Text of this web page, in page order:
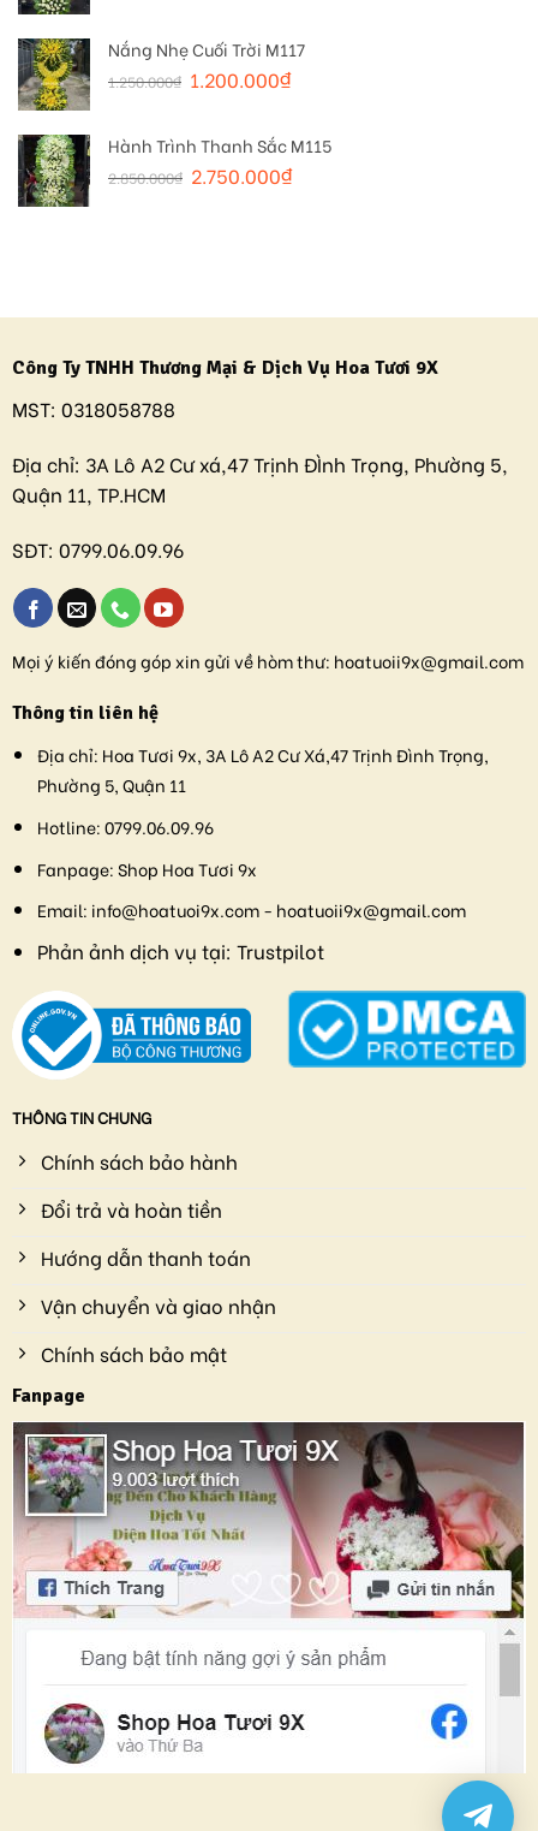
Nắng Nhẹ Cuối Trời M117
1.250.000₫ 1.200.000₫
Hành Trình Thanh Sắc M115
2.850.000₫ 2.750.000₫
Công Ty TNHH Thương Mại & Dịch Vụ Hoa Tươi 9X
MST: 0318058788
Địa chỉ: 3A Lô A2 Cư xá,47 Trịnh ĐÌnh Trọng, Phường 5,
Quận 11, TP.HCM
SĐT: 0799.06.09.96
Mọi ý kiến đóng góp xin gửi về hòm thư: hoatuoii9x@gmail.com
Thông tin liên hệ
Địa chỉ: Hoa Tươi 9x, 3A Lô A2 Cư Xá,47 Trịnh Đình Trọng,
Phường 5, Quận 11
Hotline:0799.06.09.96
Fanpage:Shop Hoa Tươi 9x
Email: info@hoatuoi9x.com - hoatuoii9x@gmail.com
Phản ảnh dịch vụ tại: Trustpilot
THÔNG TIN CHUNG
Chính sách bảo hành
Đổi trả và hoàn tiền
Hướng dẫn thanh toán
Vận chuyển và giao nhận
Chính sách bảo mật
Fanpage